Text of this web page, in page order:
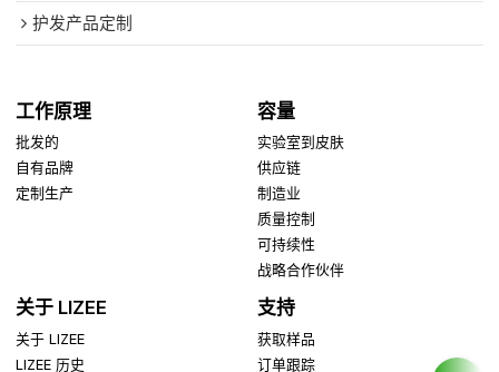
护发产品定制
工作原理
批发的
自有品牌
定制生产
容量
实验室到皮肤
供应链
制造业
质量控制
可持续性
战略合作伙伴
关于 LIZEE
关于 LIZEE
LIZEE 历史
支持
获取样品
订单跟踪